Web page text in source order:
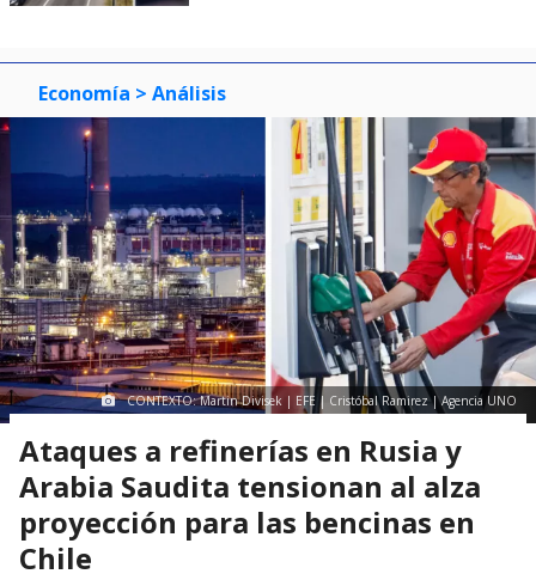
Economía > Análisis
CONTEXTO: Martin Divisek | EFE | Cristóbal Ramirez | Agencia UNO
Ataques a refinerías en Rusia y
Arabia Saudita tensionan al alza
proyección para las bencinas en
Chile